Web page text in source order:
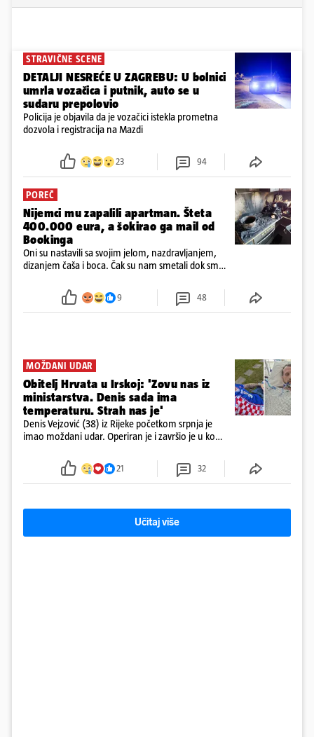
STRAVIČNE SCENE
DETALJI NESREĆE U ZAGREBU: U bolnici
umrla vozačica i putnik, auto se u
sudaru prepolovio
Policija je objavila da je vozačici istekla prometna
dozvola i registracija na Mazdi
23 94
POREČ
Nijemci mu zapalili apartman. Šteta
400.000 eura, a šokirao ga mail od
Bookinga
Oni su nastavili sa svojim jelom, nazdravljanjem,
dizanjem čaša i boca. Čak su nam smetali dok smo
požar, rekao je vlasnik
9 48
MOŽDANI UDAR
Obitelj Hrvata u Irskoj: 'Zovu nas iz
ministarstva. Denis sada ima
temperaturu. Strah nas je'
Denis Vejzović (38) iz Rijeke početkom srpnja je
imao moždani udar. Operiran je i završio je u komi.
tamošnji liječnici ne vjeruju u oporavak: 'Imamo
21 32
Učitaj više